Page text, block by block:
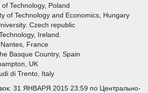
Technologу, Poland
of Technology and Economics, Hungary
Czech republic
Ireland.
France
Basque Country, Spain
UK
di Trento, Italy
31 ЯНВАРЯ 2015 23:59 по Центрально-